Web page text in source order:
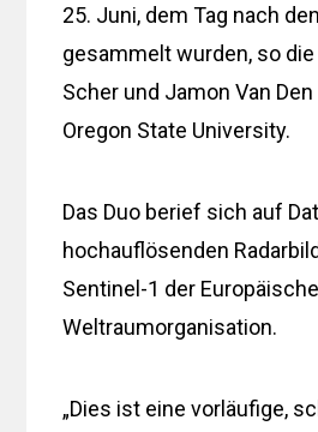
25. Juni, dem Tag nach
gesammelt wurden, so
Scher und Jamon Van
Oregon State University.
Das Duo berief sich auf
hochauflösenden
Sentinel-1 der
Weltraumorganisation.
„Dies ist eine vorläufige,